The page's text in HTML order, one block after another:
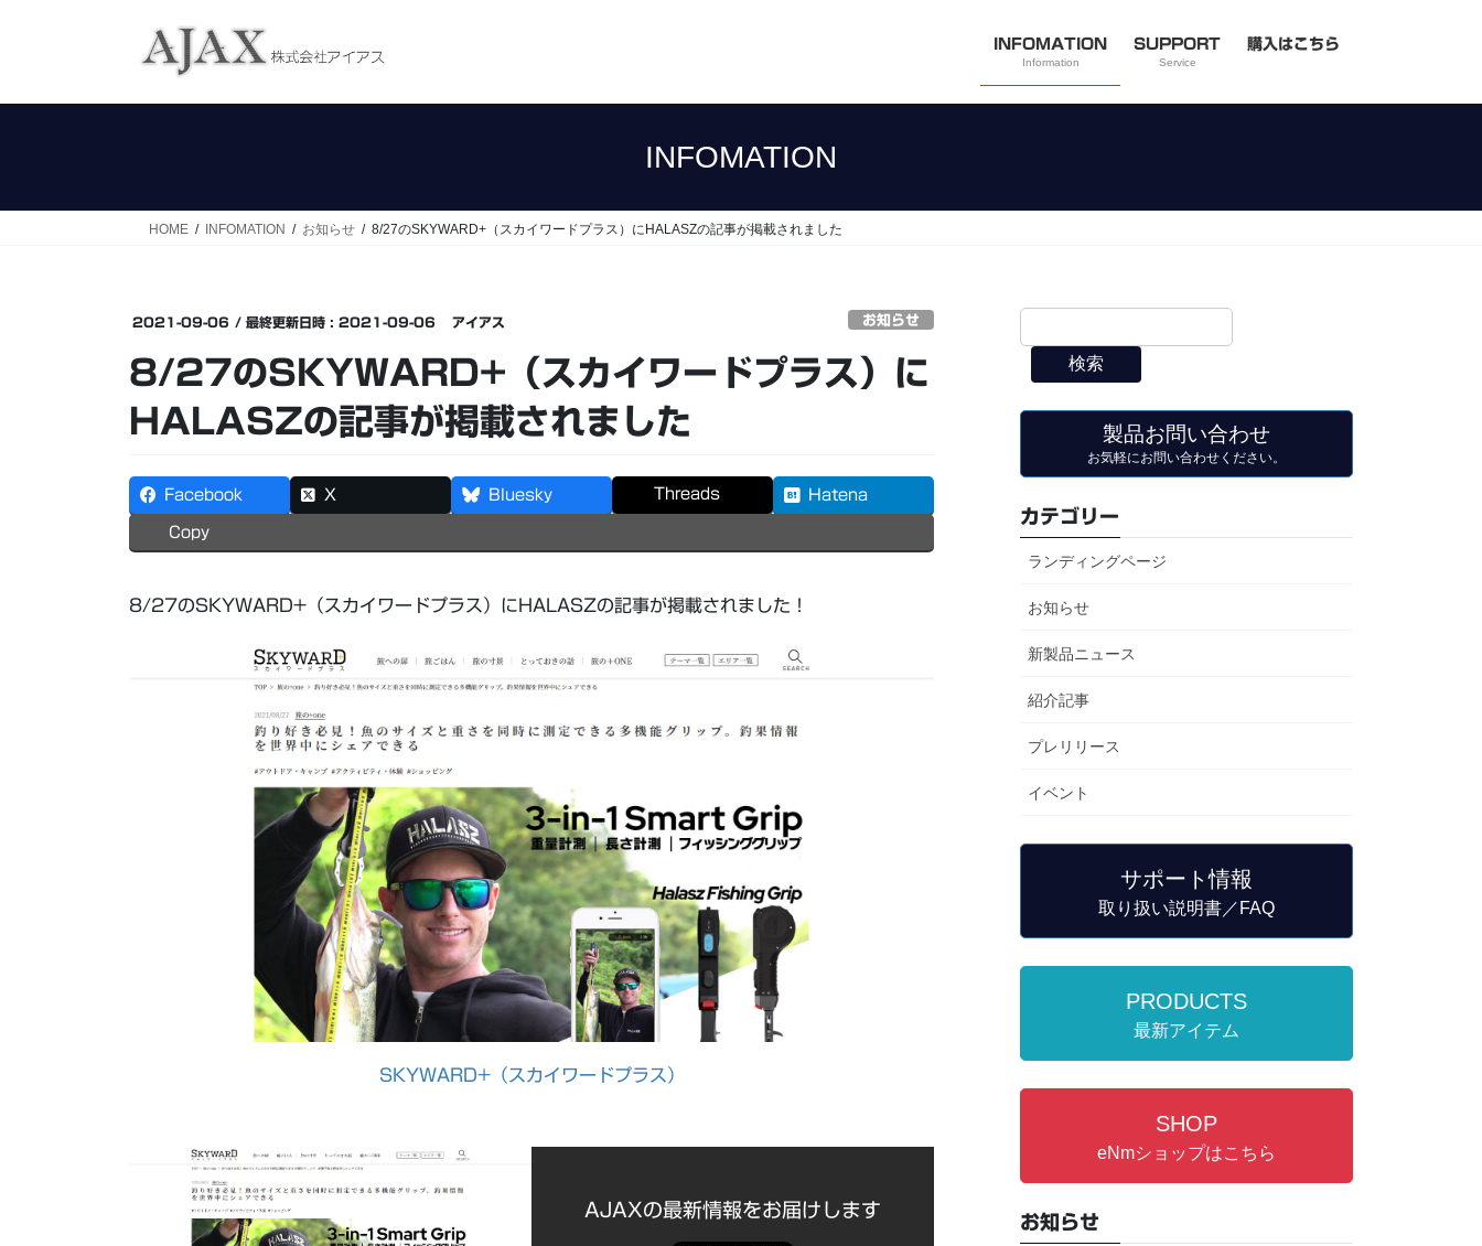
INFOMATION
Information
SUPPORT
Service
購入はこちら
INFOMATION
HOME INFOMATION お知らせ 8/27のSKYWARD+（スカイワードプラス）にHALASZの記事が掲載されました
2021-09-06 / 最終更新日時 : 2021-09-06 アイアス お知らせ
8/27のSKYWARD+（スカイワードプラス）に
HALASZの記事が掲載されました
Facebook X Bluesky Threads Hatena
Copy
8/27のSKYWARD+（スカイワードプラス）にHALASZの記事が掲載されました！
SKYWARD+（スカイワードプラス）
AJAXの最新情報をお届けします
検索
製品お問い合わせ
お気軽にお問い合わせください。
カテゴリー
ランディングページ
お知らせ
新製品ニュース
紹介記事
プレリリース
イベント
サポート情報
取り扱い説明書／FAQ
PRODUCTS
最新アイテム
SHOP
eNmショップはこちら
お知らせ